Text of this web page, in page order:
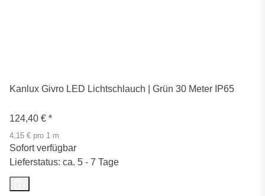
Kanlux Givro LED Lichtschlauch | Grün 30 Meter IP65
124,40 € *
4,15 € pro 1 m
Sofort verfügbar
Lieferstatus: ca. 5 - 7 Tage